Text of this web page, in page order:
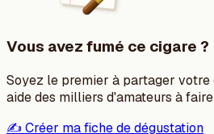
Vous avez fumé ce cigare ?
Soyez le premier à partager votre
aide des milliers d'amateurs à
✍️ Créer ma fiche de dégustation